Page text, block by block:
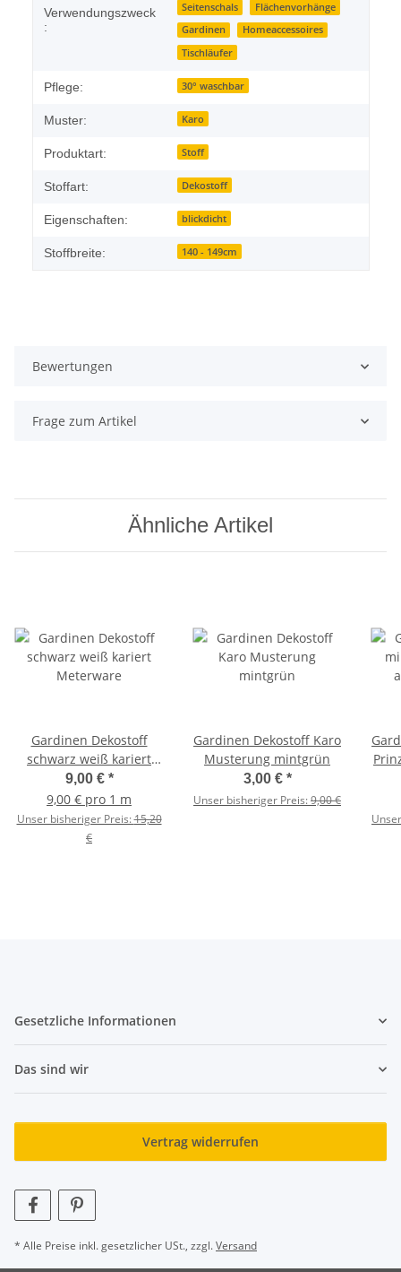
Verwendungszweck
:
Seitenschals
Flächenvorhänge
Gardinen
Homeaccessoires
Tischläufer
Pflege: 30° waschbar
Muster: Karo
Produktart: Stoff
Stoffart: Dekostoff
Eigenschaften: blickdicht
Stoffbreite: 140 - 149cm
Bewertungen
Frage zum Artikel
Ähnliche Artikel
Gardinen Dekostoff
schwarz weiß kariert
Meterware
9,00 € *
9,00 € pro 1 m
Unser bisheriger Preis:15,20
€
Gardinen Dekostoff Karo
Musterung mintgrün
3,00 € *
Unser bisheriger Preis:9,00 €
Gesetzliche Informationen
Das sind wir
Vertrag widerrufen
* Alle Preise inkl. gesetzlicher USt., zzgl.Versand